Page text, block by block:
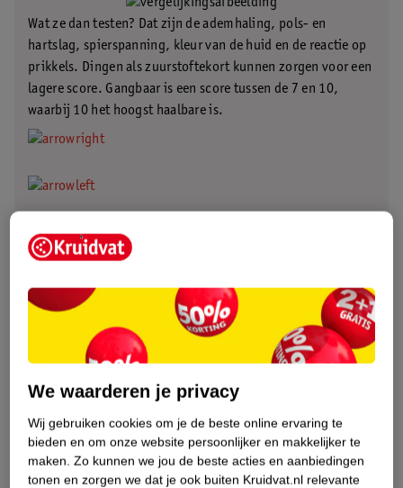
Wat ze dan testen? Dat zijn de ademhaling, pols- en
hartslag, spierspanning, kleur van de huid en de reactie op
prikkels. Dingen als zuurstoftekort kunnen zorgen voor een
lagere score. Gangbaar is een score tussen de 7 en 10,
waarbij 10 het hoogst haalbare is.
Jij in deze week
Week 40! De week der weken. Toch hoef je niet thuis te gaan
zitten wachten tot het moment daar is. Maar 5% van de vrouwen
bevalt op de uitgerekende datum. Je kunt dus gerust nog even
langs een vriendin als je er puf voor hebt. Bij de eerste tekenen
heb je nog genoeg tijd om naar huis te gaan voor de bevalling
écht begint. Misschien kun je de tijd nemen om nogeen mooie
hoogzwangere buikfoto te maken en af te laten drukken? Later
ga je die buik nog missen!
We waarderen je privacy
Wij gebruiken cookies om je de beste online ervaring te
bieden en om onze website persoonlijker en makkelijker te
maken. Zo kunnen we jou de beste acties en aanbiedingen
tonen en zorgen we dat je ook buiten Kruidvat.nl relevante